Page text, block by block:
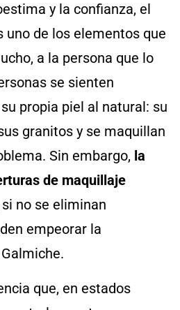
y la confianza, el
uno de los elementos que
a la persona que lo
se sienten
propia piel al natural: su
granitos y se maquillan
Sin embargo, la
de maquillaje
si no se eliminan
empeorar la
que, en estados